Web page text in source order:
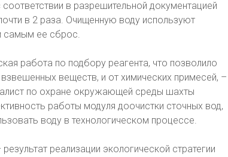
в разрешительной документацией
в 2 раза. Очищенную воду используют
самым ее сброс.
работа по подбору реагента, что позволило
веществ, и от химических примесей, –
по охране окружающей среды шахты
работы модуля доочистки сточных вод,
воду в технологическом процессе.
реализации экологической стратегии